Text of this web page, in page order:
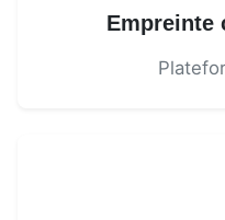
Empreinte